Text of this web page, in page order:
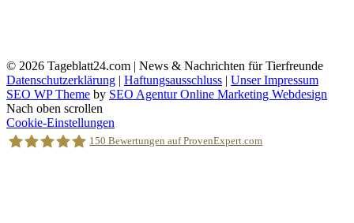
© 2026 Tageblatt24.com | News & Nachrichten für Tierfreunde
Datenschutzerklärung | Haftungsausschluss | Unser Impressum
SEO WP Theme by SEO Agentur Online Marketing Webdesign
Nach oben scrollen
Cookie-Einstellungen
150 Bewertungen auf ProvenExpert.com